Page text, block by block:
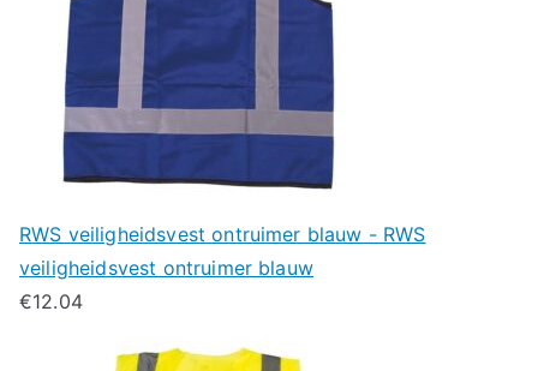
RWS veiligheidsvest ontruimer blauw - RWS
veiligheidsvest ontruimer blauw
€12.04